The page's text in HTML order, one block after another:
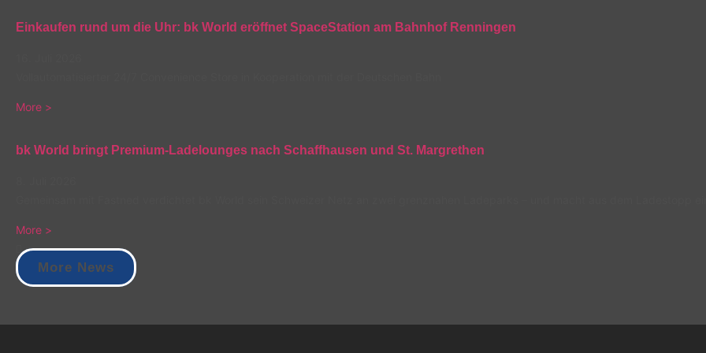
Einkaufen rund um die Uhr: bk World eröffnet SpaceStation am Bahnhof Renningen
More >
bk World bringt Premium-Ladelounges nach Schaffhausen und St. Margrethen
More >
More News